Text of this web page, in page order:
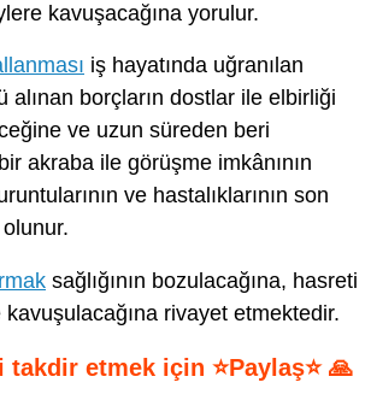
kavuşacağına yorulur.
iş hayatında uğranılan
alınan borçların dostlar ile elbirliği
ve uzun süreden beri
akraba ile görüşme imkânının
ve hastalıklarının son
sağlığının bozulacağına, hasreti
rivayet etmektedir.
etmek için ⭐Paylaş⭐ 🙏